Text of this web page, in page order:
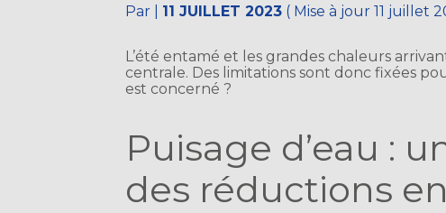
Par 11 JUILLET 2023 ( Mise à jour 11 juillet
L’été entamé et les grandes chaleurs
centrale. Des limitations sont donc fixées
est concerné ?
Puisage d’eau :
des réductions